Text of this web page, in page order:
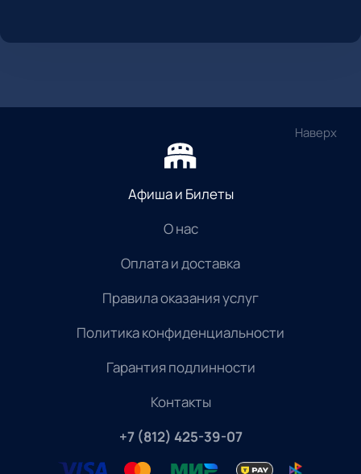
Наверх
Афиша и Билеты
О нас
Оплата и доставка
Правила оказания услуг
Политика конфиденциальности
Гарантия подлинности
Контакты
+7 (812) 425-39-07